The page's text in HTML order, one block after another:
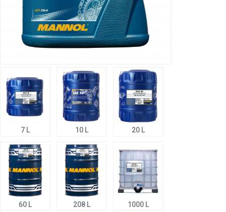
7 L 10 L 20 L
60 L 208 L 1000 L